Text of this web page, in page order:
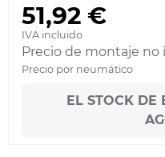
51,92 €
IVA incluido
Precio de montaje no
Precio por neumático
EL STOCK DE